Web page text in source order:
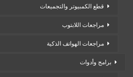
قطع الكمبيوتر والتجميعات
مراجعات اللابتوب
مراجعات الهواتف الذكية
برامج وأدوات